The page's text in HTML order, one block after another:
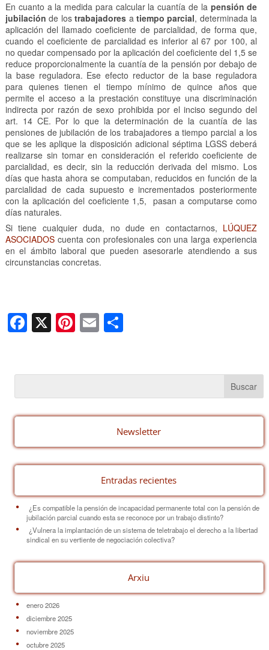
En cuanto a la medida para calcular la cuantía de la pensión de
jubilación de lostrabajadores atiempo parcial, determinada la
aplicación del llamado coeficiente de parcialidad, de forma que,
cuando el coeficiente de parcialidad es inferior al 67 por 100, al
no quedar compensado por la aplicación del coeficiente del 1,5 se
reduce proporcionalmente la cuantía de la pensión por debajo de
la base reguladora. Ese efecto reductor de la base reguladora
para quienes tienen el tiempo mínimo de quince años que
permite el acceso a la prestación constituye una discriminación
indirecta por razón de sexo prohibida por el inciso segundo del
art. 14 CE. Por lo que la determinación de la cuantía de las
pensiones de jubilación de los trabajadores a tiempo parcial a los
que se les aplique la disposición adicional séptima LGSS deberá
realizarse sin tomar en consideración el referido coeficiente de
parcialidad, es decir, sin la reducción derivada del mismo. Los
días que hasta ahora se computaban, reducidos en función de la
parcialidad de cada supuesto e incrementados posteriormente
con la aplicación del coeficiente 1,5, pasan a computarse como
días naturales.
Si tiene cualquier duda, no dude en contactarnos, LÚQUEZ
ASOCIADOScuenta con profesionales con una larga experiencia
en el ámbito laboral que pueden asesorarle atendiendo a sus
circunstancias concretas.
F
a
e
b
o
k
X Pi
nt
e
st
E
m
C
p
ar
tir
Newsletter
Entradas recientes
¿Es compatible la pensión de incapacidad permanente total con la pensión de
jubilación parcial cuando esta se reconoce por un trabajo distinto?
¿Vulnera la implantación de un sistema de teletrabajo el derecho a la libertad
sindical en su vertiente de negociación colectiva?
Arxiu
enero 2026
diciembre 2025
noviembre 2025
octubre 2025